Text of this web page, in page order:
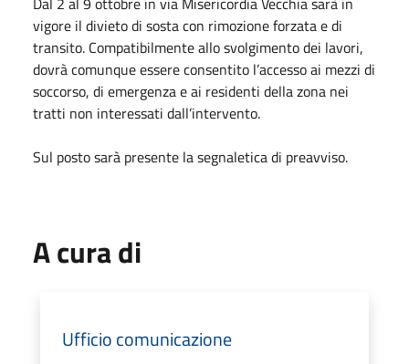
vigore il divieto di sosta con rimozione forzata e di
transito. Compatibilmente allo svolgimento dei lavori,
dovrà comunque essere consentito l’accesso ai mezzi di
soccorso, di emergenza e ai residenti della zona nei
tratti non interessati dall’intervento.
Sul posto sarà presente la segnaletica di preavviso.
A cura di
Ufficio comunicazione